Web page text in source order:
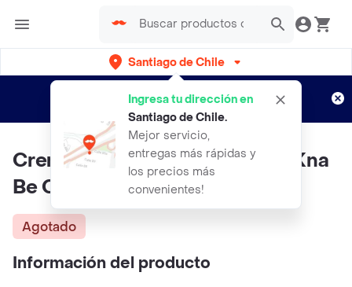
Santiago de Chile
Ingresa tu dirección en
Santiago de Chile.
Mejor servicio,
entregas más rápidas y
los precios más
convenientes!
envíos gratis por semanas
Aplican TyC
Crema De Cannabis Botanical Kna
Be Cream 2 Un.
Agotado
Información del producto